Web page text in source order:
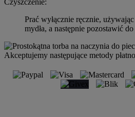
Czyszczenie:
Prać wyłącznie ręcznie,
mydła, a następnie pozostawić
Akceptujemy następujące metody